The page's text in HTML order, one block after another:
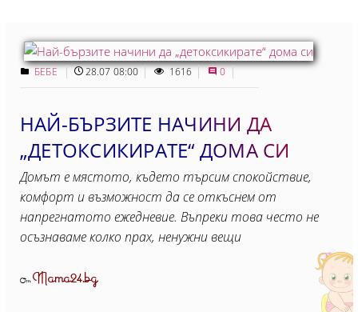
БЕБЕ 28.07 08:00 1616 0
НАЙ-БЪРЗИТЕ НАЧИНИ ДА
„ДЕТОКСИКИРАТЕ“ ДОМА СИ
Домът е мястото, където търсим спокойствие,
комфорт и възможност да се откъснем от
напрегнатото ежедневие. Въпреки това често не
осъзнаваме колко прах, ненужни вещи
ОтMama24.bg